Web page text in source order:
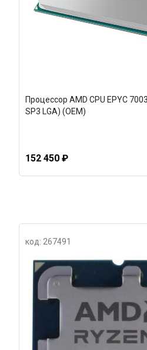
Процессор AMD CPU EPYC
SP3 LGA) (OEM)
152 450 ₽
код: 267491